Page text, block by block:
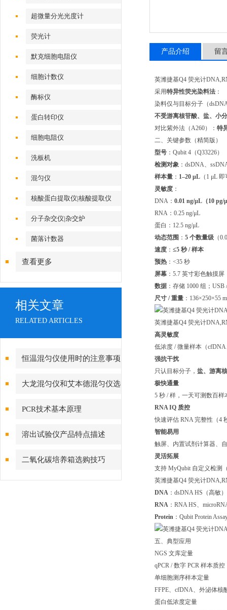
超微量分光光度计
荧光计
默克细胞电阻仪
细胞计数仪
酶标仪
蛋白转印仪
细胞电阻仪
洗板机
混匀仪
核酸蛋白提取仪|核酸提取仪
分子杂交仪|杂交炉
菌落计数器
查看更多
相关文章
RELATED ARTICLES
恒温混匀仪使用时的注意事项
及特点
大龙混匀仪和艾本德混匀仪选
型推荐
PCR技术基本原理
溶出试验仪产品特点描述
二氧化碳培养箱选购技巧
产品介绍 留
英潍捷基Q4 荧光计
采用特异性荧光染料法 ：
染料仅与目标分子（
不受游离核苷酸、盐、小
对比紫外法（A260）： 特
二、关键参数（精简版）
型号 ：Qubit 4（Q33226）
检测对象 ：dsDNA、
样本量 ： 1–20 μL （1 μL
灵敏度 ：
DNA： 0.01 ng/μL（10 pg/
RNA：0.25 ng/μL
蛋白：12.5 ng/μL
动态范围 ： 5 个数量级 （
速度 ： ≤5 秒 / 样本
预热 ：<35 秒
屏幕 ：5.7 英寸彩色触摸屏
数据 ：存储 1000 组；
尺寸 / 重量 ：136×250×55
英潍捷基Q4 荧光计
高灵敏度
低浓度 / 微量样本（
强抗干扰
只认目标分子， 盐、游离
极快通量
5 秒 / 样，一天可测数百
RNA IQ 质控
快速评估 RNA 完整性（4
智能易用
触屏、内置试剂计算器、
灵活拓展
支持 MyQubit 自定义检测
英潍捷基Q4 荧光计
DNA ：dsDNA HS（高敏
RNA ：RNA HS、
Protein ：Qubit Protein
五、典型应用
NGS 文库定量
qPCR / 数字 PCR 样本质控
单细胞测序样本定量
FFPE、cfDNA、外泌体核
蛋白低浓度定量